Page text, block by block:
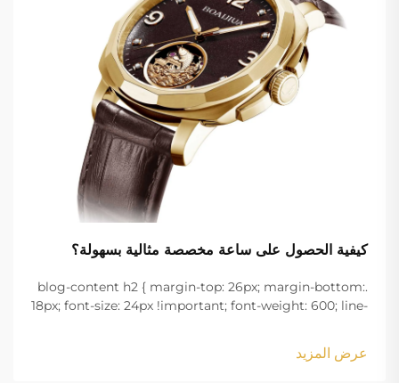
كيفية الحصول على ساعة مخصصة مثالية بسهولة؟
.blog-content h2 { margin-top: 26px; margin-bottom:
18px; font-size: 24px !important; font-weight: 600; line-
margin-bottom: 18px; font-size: 20px !important; font-
w...
عرض المزيد